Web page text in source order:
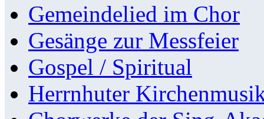
Gemeindelied im Chor
Gesänge zur Messfeier
Gospel / Spiritual
Herrnhuter